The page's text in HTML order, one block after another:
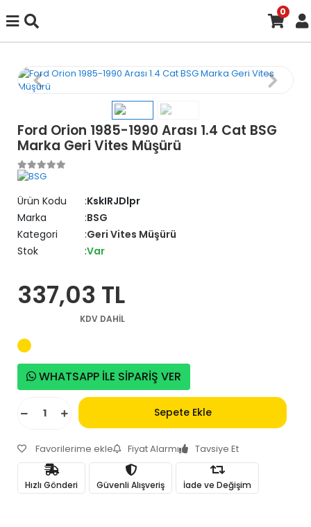
0
Ford Orion 1985-1990 Arası 1.4 Cat BSG
Marka Geri Vites Müşürü
Ürün Kodu
KskIRJDlpr
Marka
BSG
Kategori
Geri Vites Müşürü
Stok
Var
337,03 TL
KDV DAHİL
WHATSAPP İLE SİPARİŞ VER
Sepete Ekle
Favorilerime ekle Fiyat Alarmı Tavsiye Et
Hızlı Gönderi Güvenli Alışveriş İade ve Değişim